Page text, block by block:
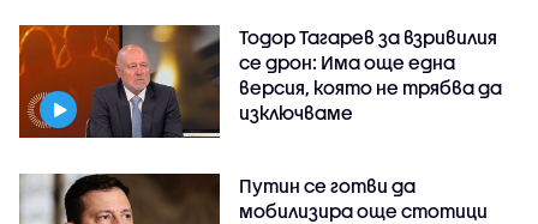
Тодор Тагарев за взривилия
се дрон: Има още една
версия, която не трябва да
изключваме
Путин се готви да
мобилизира още стотици